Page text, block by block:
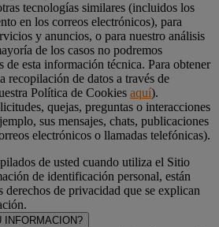
tecnologías similares (incluidos los
en los correos electrónicos), para
y anuncios, o para nuestro análisis
de los casos no podremos
de esta información técnica. Para obtener
recopilación de datos a través de
Política de Cookies aquí).
quejas, preguntas o interacciones
sus mensajes, chats, publicaciones
electrónicos o llamadas telefónicas).
de usted cuando utiliza el Sitio
de identificación personal, están
de privacidad que se explican
INFORMACION?